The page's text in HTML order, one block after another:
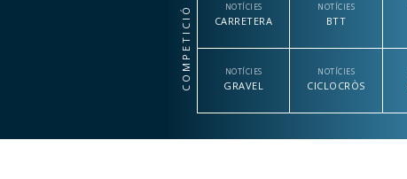
COMPETICIÓ NOTÍCIES
CARRETERA
NOTÍCIES
BTT
NOTÍCIES
GRAVEL
NOTÍCIES
CICLOCRÒS